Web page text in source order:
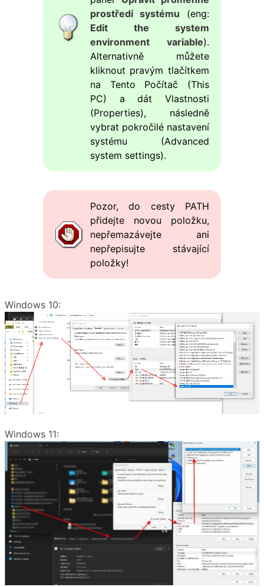
prostředí systému (eng:
Edit the system
environment variable).
Alternativně můžete
kliknout pravým tlačítkem
na Tento Počítač (This
PC) a dát Vlastnosti
(Properties), následně
vybrat pokročilé nastavení
systému (Advanced
system settings).
Pozor, do cesty PATH
přidejte novou položku,
nepřemazávejte ani
nepřepisujte stávající
položky!
Windows 10:
Windows 11: